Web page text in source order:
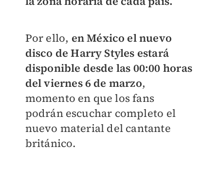
Por ello, en México el nuevo
disco de Harry Styles estará
disponible desde las 00:00 horas
del viernes 6 de marzo,
momento en que los fans
podrán escuchar completo el
nuevo material del cantante
británico.